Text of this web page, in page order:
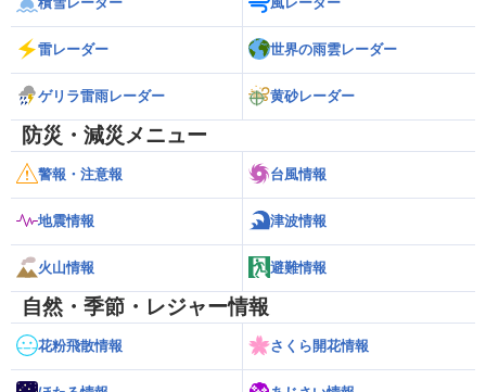
雷レーダー 世界の雨雲レーダー
ゲリラ雷雨レーダー 黄砂レーダー
防災・減災メニュー
警報・注意報 台風情報
地震情報 津波情報
火山情報 避難情報
自然・季節・レジャー情報
花粉飛散情報 さくら開花情報